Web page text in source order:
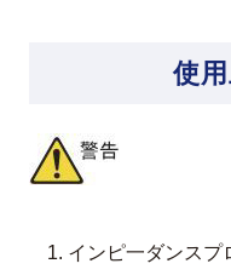
使
インピ一ダンスプ